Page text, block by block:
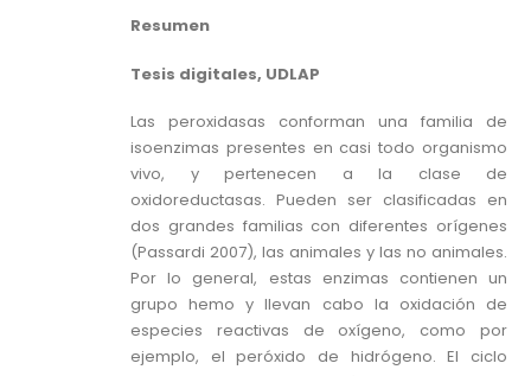
Resumen
Tesis digitales, UDLAP
Las peroxidasas conforman una familia de
isoenzimas presentes en casi todo organismo
vivo, y pertenecen a la clase de
oxidoreductasas. Pueden ser clasificadas en
dos grandes familias con diferentes orígenes
(Passardi 2007), las animales y las no animales.
Por lo general, estas enzimas contienen un
grupo hemo y llevan cabo la oxidación de
especies reactivas de oxígeno, como por
ejemplo, el peróxido de hidrógeno. El ciclo